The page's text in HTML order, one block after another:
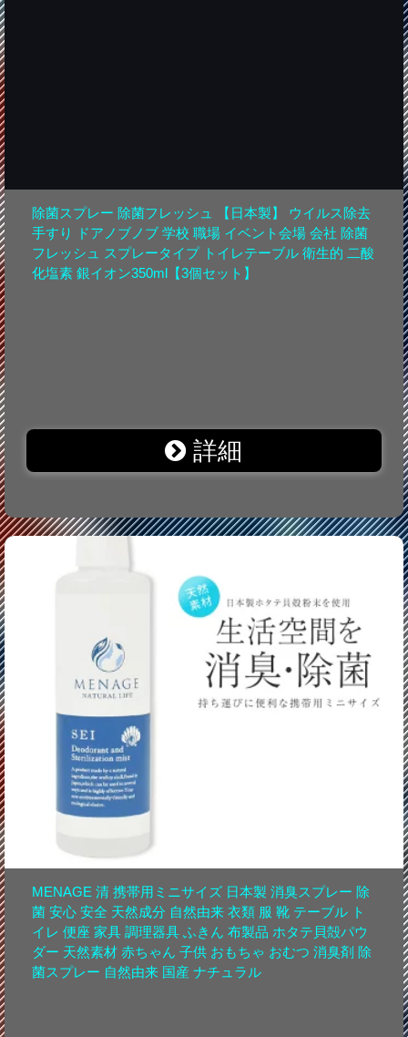
除菌スプレー 除菌フレッシュ 【日本製】 ウイルス除去
手すり ドアノブノブ 学校 職場 イベント会場 会社 除菌
フレッシュ スプレータイプ トイレテーブル 衛生的 二酸
化塩素 銀イオン350ml【3個セット】
詳細
MENAGE 清 携帯用ミニサイズ 日本製 消臭スプレー 除
菌 安心 安全 天然成分 自然由来 衣類 服 靴 テーブル ト
イレ 便座 家具 調理器具 ふきん 布製品 ホタテ貝殻パウ
ダー 天然素材 赤ちゃん 子供 おもちゃ おむつ 消臭剤 除
菌スプレー 自然由来 国産 ナチュラル